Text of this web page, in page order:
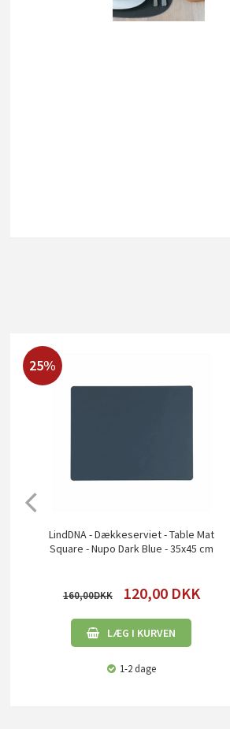
25%
LindDNA - Dækkeserviet - Table Mat
Square - Nupo Dark Blue - 35x45 cm
160,00 120,00 DKK
LÆG I KURVEN
1-2 dage